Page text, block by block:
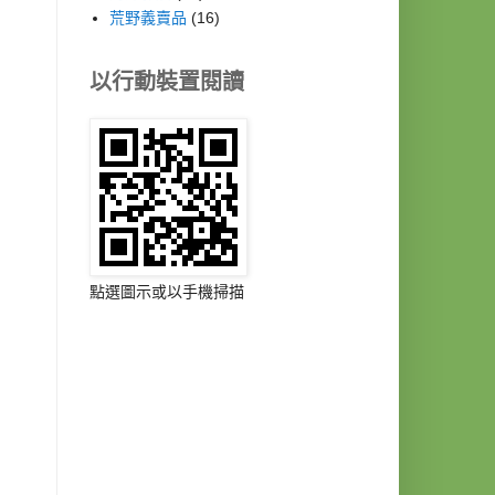
荒野義賣品 (16)
以行動裝置閱讀
點選圖示或以手機掃描